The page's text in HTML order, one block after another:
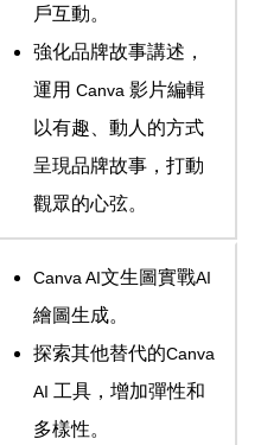
戶互動。
強化品牌故事講述，
運用 Canva 影片編輯
以有趣、動人的方式
呈現品牌故事，打動
觀眾的心弦。
Canva AI文生圖實戰AI
繪圖生成。
探索其他替代的Canva
AI 工具，增加彈性和
多樣性。